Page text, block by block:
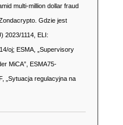
multi-million dollar fraud
Gdzie jest
2023/1114, ELI:
oj; ESMA, „Supervisory
MiCA”, ESMA75-
„Sytuacja regulacyjna na